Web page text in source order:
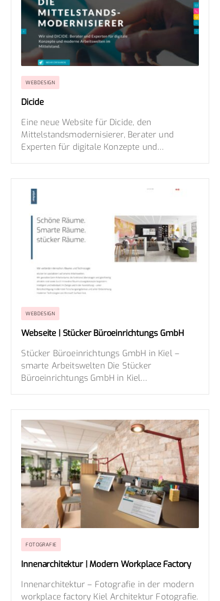
WEBDESIGN
Dicide
Eine neue Website für Dicide, den
Mittelstandsmodernisierer, Berater und
Experten für digitale Konzepte und…
WEBDESIGN
Webseite | Stücker Büroeinrichtungs GmbH
Stücker Büroeinrichtungs GmbH in Kiel –
smarte Arbeitswelten Die Stücker
Büroeinrichtungs GmbH in Kiel…
FOTOGRAFIE
Innenarchitektur | Modern Workplace Factory
Innenarchitektur – Fotografie in der modern
workplace factory Kiel Architektur Fotografie.